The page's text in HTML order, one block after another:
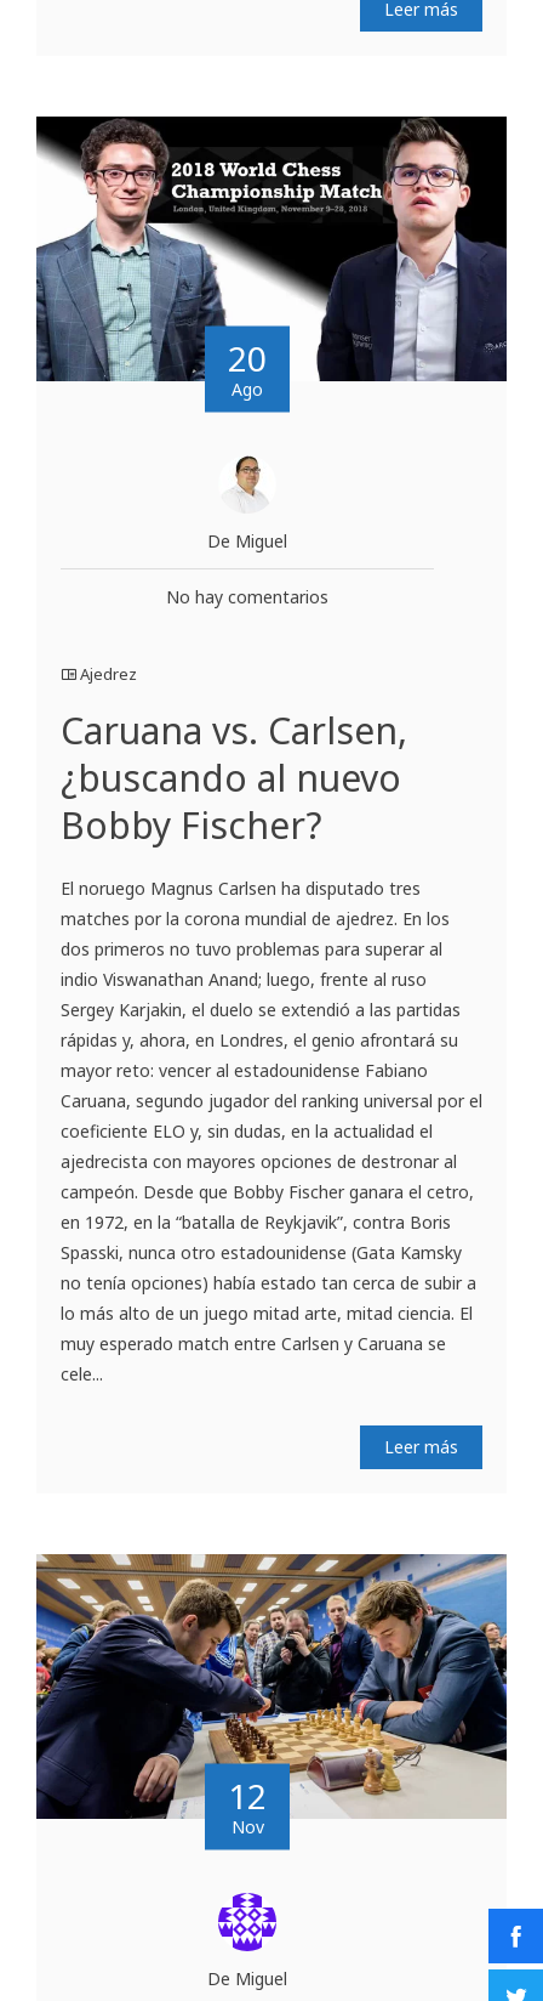
Leer más
20
Ago
De Miguel
No hay comentarios
Ajedrez
Caruana vs. Carlsen,
¿buscando al nuevo
Bobby Fischer?
El noruego Magnus Carlsen ha disputado tres
matches por la corona mundial de ajedrez. En los
dos primeros no tuvo problemas para superar al
indio Viswanathan Anand; luego, frente al ruso
Sergey Karjakin, el duelo se extendió a las partidas
rápidas y, ahora, en Londres, el genio afrontará su
mayor reto: vencer al estadounidense Fabiano
Caruana, segundo jugador del ranking universal por el
coeficiente ELO y, sin dudas, en la actualidad el
ajedrecista con mayores opciones de destronar al
campeón. Desde que Bobby Fischer ganara el cetro,
en 1972, en la “batalla de Reykjavik”, contra Boris
Spasski, nunca otro estadounidense (Gata Kamsky
no tenía opciones) había estado tan cerca de subir a
lo más alto de un juego mitad arte, mitad ciencia. El
muy esperado match entre Carlsen y Caruana se
cele...
Leer más
12
Nov
De Miguel